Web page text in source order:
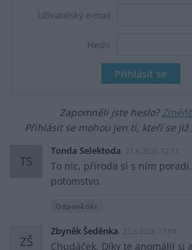
Uživatelský e-mail
Heslo
Zapomněli jste heslo?
Přihlásit se mohou jen ti, kteří se již
TS
Tonda Selektoda 21.6.2026 12:11
To nic, příroda si s ním
potomstvo.
Odpovědět
ZŠ
Zbyněk Šeděnka 22.6.2026 17:04
Chudáček. Díky té anomálii si